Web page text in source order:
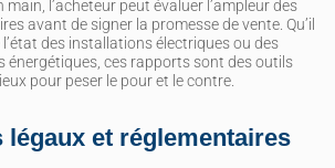
l’acheteur peut évaluer l’ampleur des
avant de signer la promesse de vente. Qu’il
l’état des installations électriques ou des
énergétiques, ces rapports sont des outils
pour peser le pour et le contre.
légaux et réglementaires